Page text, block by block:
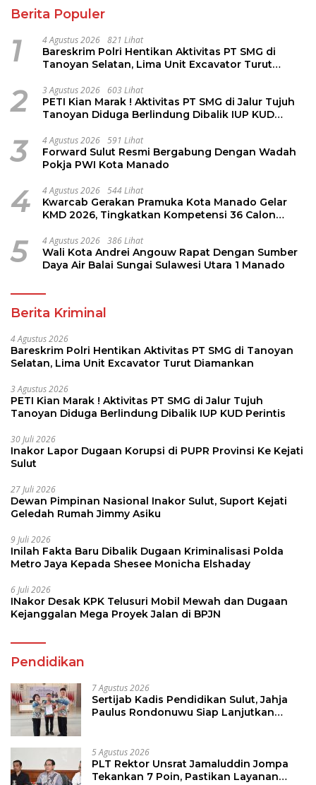
Berita Populer
1 4 Agustus 2026 821 Lihat
Bareskrim Polri Hentikan Aktivitas PT SMG di
Tanoyan Selatan, Lima Unit Excavator Turut
2 3 Agustus 2026 603 Lihat
PETI Kian Marak ! Aktivitas PT SMG di Jalur Tujuh
Tanoyan Diduga Berlindung Dibalik IUP KUD
3 4 Agustus 2026 591 Lihat
Forward Sulut Resmi Bergabung Dengan Wadah
Pokja PWI Kota Manado
4 4 Agustus 2026 544 Lihat
Kwarcab Gerakan Pramuka Kota Manado Gelar
KMD 2026, Tingkatkan Kompetensi 36 Calon
5 4 Agustus 2026 386 Lihat
Wali Kota Andrei Angouw Rapat Dengan Sumber
Daya Air Balai Sungai Sulawesi Utara 1 Manado
Berita Kriminal
4 Agustus 2026
Bareskrim Polri Hentikan Aktivitas PT SMG di Tanoyan
Selatan, Lima Unit Excavator Turut Diamankan
3 Agustus 2026
PETI Kian Marak ! Aktivitas PT SMG di Jalur Tujuh
Tanoyan Diduga Berlindung Dibalik IUP KUD Perintis
30 Juli 2026
Inakor Lapor Dugaan Korupsi di PUPR Provinsi Ke Kejati
Sulut
27 Juli 2026
Dewan Pimpinan Nasional Inakor Sulut, Suport Kejati
Geledah Rumah Jimmy Asiku
9 Juli 2026
Inilah Fakta Baru Dibalik Dugaan Kriminalisasi Polda
Metro Jaya Kepada Shesee Monicha Elshaday
6 Juli 2026
INakor Desak KPK Telusuri Mobil Mewah dan Dugaan
Kejanggalan Mega Proyek Jalan di BPJN
Pendidikan
7 Agustus 2026
Sertijab Kadis Pendidikan Sulut, Jahja
Paulus Rondonuwu Siap Lanjutkan
5 Agustus 2026
PLT Rektor Unsrat Jamaluddin Jompa
Tekankan 7 Poin, Pastikan Layanan